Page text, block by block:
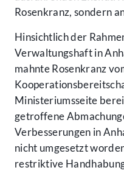
Rosenkranz, sondern
Hinsichtlich der
Verwaltungshaft in
mahnte Rosenkranz
Ministeriumsseite
getroffene
Verbesserungen in
nicht umgesetzt
restriktive